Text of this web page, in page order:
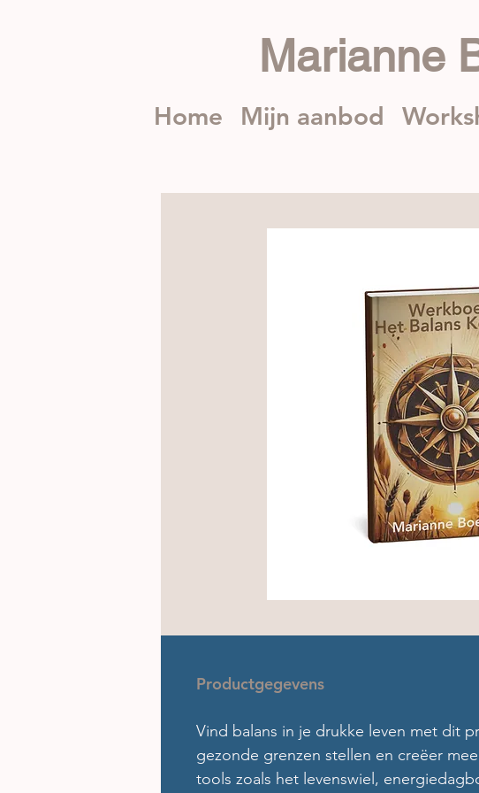
Marianne
Home Mijn aanbod
Productgegevens
Vind balans in je drukke leven met dit
gezonde grenzen stellen en creëer
tools zoals het levenswiel,